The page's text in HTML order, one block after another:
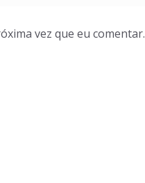
vez que eu comentar.